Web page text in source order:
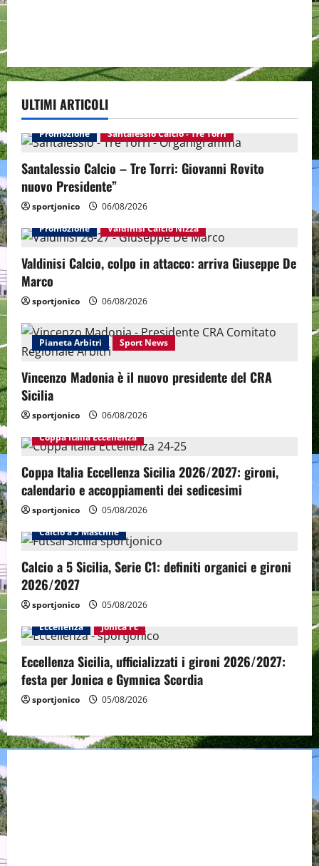
ULTIMI ARTICOLI
Promozione Santalessio Calcio - Tre Torri
Santalessio Calcio – Tre Torri: Giovanni Rovito
nuovo Presidente”
sportjonico
06/08/2026
Promozione
Valdinisi Calcio Nizza
Valdinisi Calcio, colpo in attacco: arriva Giuseppe De
Marco
sportjonico 06/08/2026
Pianeta Arbitri Sport News
Vincenzo Madonia è il nuovo presidente del CRA
Sicilia
sportjonico
06/08/2026
Coppa Italia Eccellenza
Coppa Italia Eccellenza Sicilia 2026/2027: gironi,
calendario e accoppiamenti dei sedicesimi
sportjonico
05/08/2026
Calcio a 5 Maschile
Calcio a 5 Sicilia, Serie C1: definiti organici e gironi
2026/2027
sportjonico
05/08/2026
Eccellenza
Jonica Fc
Eccellenza Sicilia, ufficializzati i gironi 2026/2027:
festa per Jonica e Gymnica Scordia
sportjonico 05/08/2026